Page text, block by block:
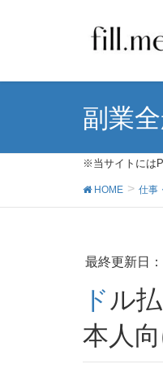
副業
※当サイトには
HOME 仕事
最終更新日
ドル払い副業の始め方－在宅で外貨を稼ぐ手順＆日
本人